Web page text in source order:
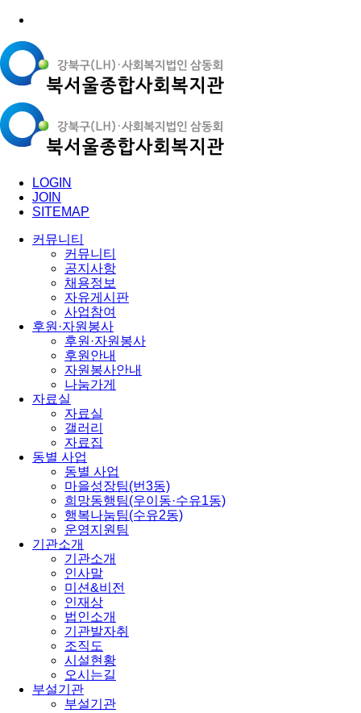
LOGIN
JOIN
SITEMAP
커뮤니티
커뮤니티
공지사항
채용정보
자유게시판
사업참여
후원·자원봉사
후원·자원봉사
후원안내
자원봉사안내
나눔가게
자료실
자료실
갤러리
자료집
동별 사업
동별 사업
마을성장팀(번3동)
희망동행팀(우이동·수유1동)
행복나눔팀(수유2동)
운영지원팀
기관소개
기관소개
인사말
미션&비전
인재상
법인소개
기관발자취
조직도
시설현황
오시는길
부설기관
부설기관